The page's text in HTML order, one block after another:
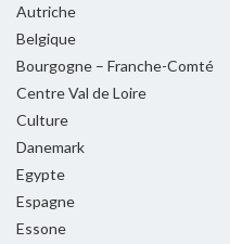
Autriche
Belgique
Bourgogne – Franche-Comté
Centre Val de Loire
Culture
Danemark
Egypte
Espagne
Essone